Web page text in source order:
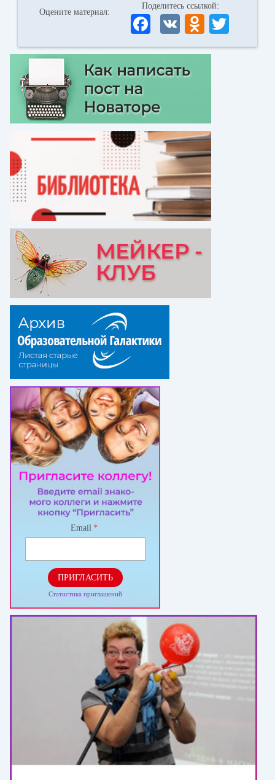
Оцените материал:
Поделитесь ссылкой:
Fa
ce
bo
ok
V
K
O
dn
ok
ni
ki
wi
Email *
ПРИГЛАСИТЬ
Статистика приглашений